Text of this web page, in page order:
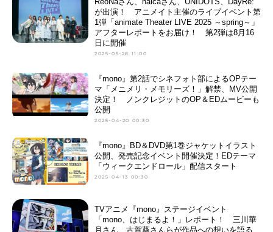
が出演！ アニメイト主催のライブイベント第
1弾「animate Theater LIVE 2025 ～spring～」
アフターレポートをお届け！ 第2弾は8月16
日に開催
2025-05-26 11:00
『mono』第2話でシネフォト部によるOPテー
マ「メニメリ・メモリーズ！」解禁、MV公開
決定！ ノンクレジットのOP＆EDムービーも
公開
2025-04-20 00:30
『mono』BD＆DVD第1巻ジャケットイラスト
公開、発売記念イベント開催決定！EDテーマ
「ウィークエンドロール」配信スタート
2025-04-13 00:30
TVアニメ『mono』ステージイベント
「mono、はじまるよ！」レポート！ 三川華
月さん、古賀葵さんらが作品への想いを語る